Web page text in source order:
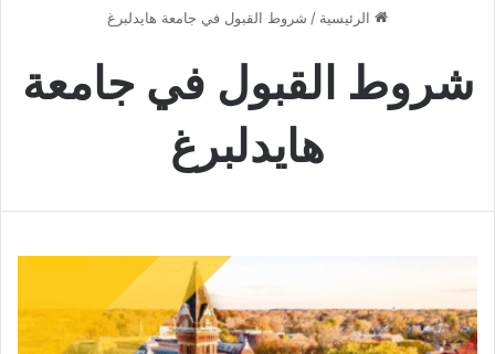
الرئيسية / شروط القبول في جامعة هايدلبرغ
شروط القبول في جامعة
هايدلبرغ